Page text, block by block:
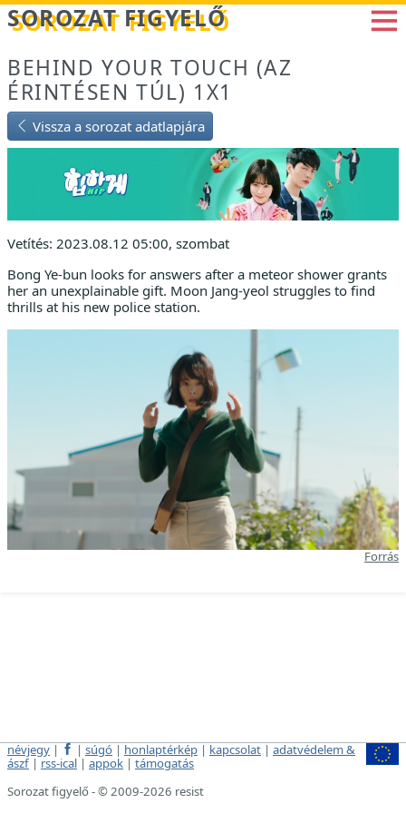
Betöltés...
SOROZAT FIGYELŐ
BEHIND YOUR TOUCH (AZ
ÉRINTÉSEN TÚL) 1X1
Vissza a sorozat adatlapjára
Vetítés: 2023.08.12 05:00, szombat
Bong Ye-bun looks for answers after a meteor shower grants
her an unexplainable gift. Moon Jang-yeol struggles to find
thrills at his new police station.
Forrás
névjegy | | súgó | honlaptérkép | kapcsolat | adatvédelem &
ászf | rss-ical | appok | támogatás
Sorozat figyelő - © 2009-2026 resist